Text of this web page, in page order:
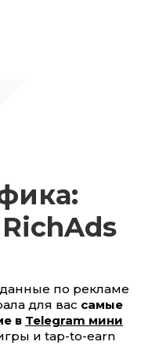
по рекламе
для вас самые
в Telegram мини
и tap-to-earn